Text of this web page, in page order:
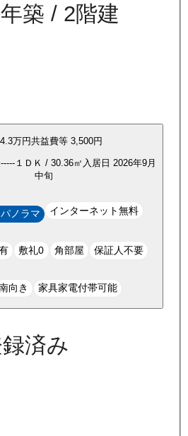
築 / 2階建
4.3万円共益費等 3,500円
----- １ＤＫ / 30.36㎡ 入居日 2026年9月
中旬
ノラマ インターネット無料
敷礼0 角部屋 保証人不要
向き 家具家電付帯可能
済み